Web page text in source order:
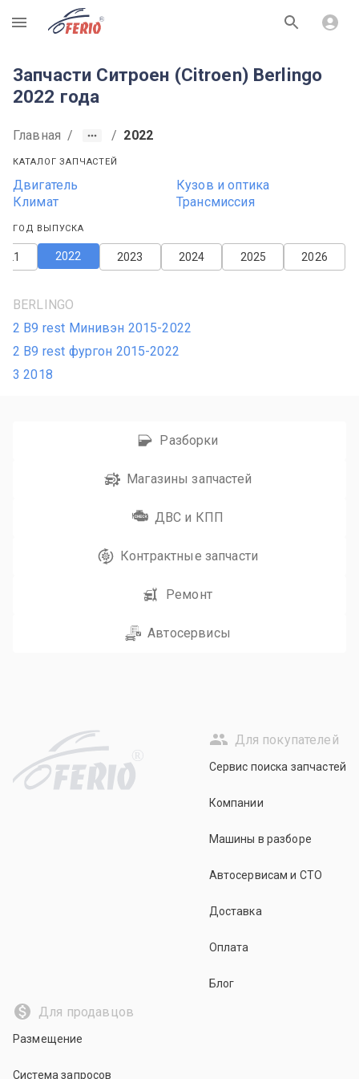
R
Запчасти Ситроен (Citroen) Berlingo
2022 года
Главная / / 2022
КАТАЛОГ ЗАПЧАСТЕЙ
Двигатель
Кузов и оптика
Климат
Трансмиссия
ГОД ВЫПУСКА
2026
2025
2024
2023
2022
BERLINGO
2 B9 rest Минивэн 2015-2022
2 B9 rest фургон 2015-2022
3 2018
Разборки
Магазины запчастей
ДВС и КПП
Контрактные запчасти
Ремонт
Автосервисы
R
Для покупателей
Сервис поиска запчастей
Компании
Машины в разборе
Автосервисам и СТО
Доставка
Оплата
Блог
Для продавцов
Размещение
Система запросов